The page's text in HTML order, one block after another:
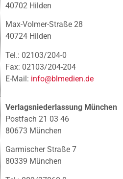
40702 Hilden
Max-Volmer-Straße 28
40724 Hilden
Tel.: 02103/204-0
Fax: 02103/204-204
E-Mail: info@blmedien.de
Verlagsniederlassung München
Postfach 21 03 46
80673 München
Garmischer Straße 7
80339 München